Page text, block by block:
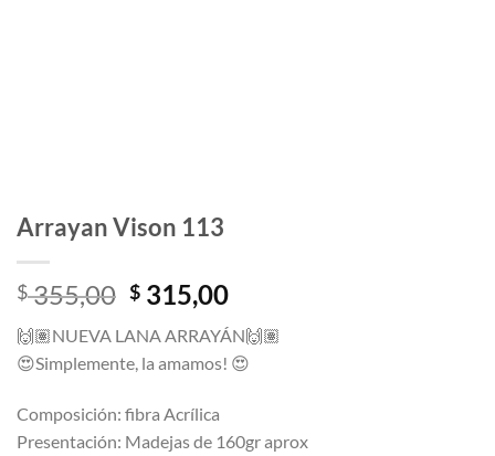
Arrayan Vison 113
$355,00 El
precio
original
era:
$ 315,00El
precio
actual
es:
🙌🏽NUEVA LANA ARRAYÁN🙌🏽
😍Simplemente, la amamos! 😍
Composición: fibra Acrílica
Presentación: Madejas de 160gr aprox